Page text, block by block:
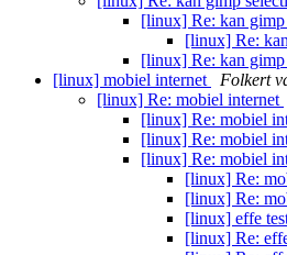
[linux] Re: kan gimp
[linux] Re:
[linux] Re: kan gimp
[linux] mobiel internet
Folkert
[linux] Re: mobiel internet
[linux] Re: mobiel
[linux] Re: mobiel
[linux] Re: mobiel
[linux] Re:
[linux] Re:
[linux] effe
[linux] Re: